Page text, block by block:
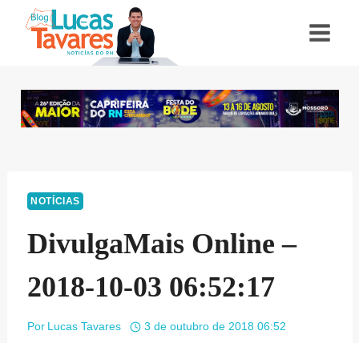
NOTÍCIAS
DivulgaMais Online –
2018-10-03 06:52:17
Por Lucas Tavares 3 de outubro de 2018 06:52